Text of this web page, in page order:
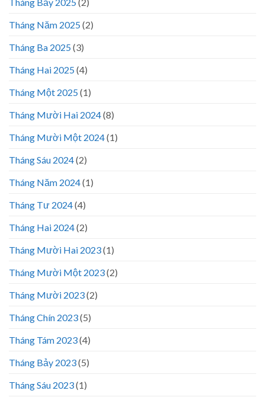
Tháng Năm 2025(2)
Tháng Ba 2025(3)
Tháng Hai 2025(4)
Tháng Một 2025(1)
Tháng Mười Hai 2024(8)
Tháng Mười Một 2024(1)
Tháng Sáu 2024(2)
Tháng Năm 2024(1)
Tháng Tư 2024(4)
Tháng Hai 2024(2)
Tháng Mười Hai 2023(1)
Tháng Mười Một 2023(2)
Tháng Mười 2023(2)
Tháng Chín 2023(5)
Tháng Tám 2023(4)
Tháng Bảy 2023(5)
Tháng Sáu 2023(1)